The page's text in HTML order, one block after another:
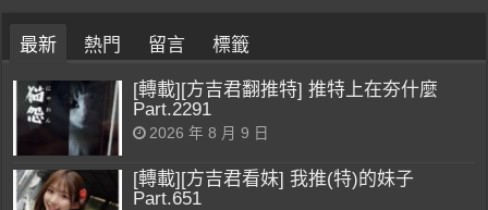
最新 熱門 留言 標籤
[轉載][方吉君翻推特] 推特上在夯什麼
Part.2291
2026 年 8 月 9 日
[轉載][方吉君看妹] 我推(特)的妹子
Part.651